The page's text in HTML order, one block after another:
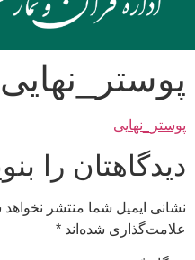
پوستر_نهایی
پوستر_نهایی
دیدگاهتان را
نشانی ایمیل شما منتشر
علامت‌گذاری شده‌اند *